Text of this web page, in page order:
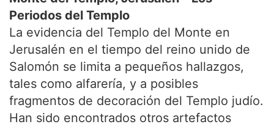
Periodos del Templo
La evidencia del Templo del Monte en
Jerusalén en el tiempo del reino unido de
Salomón se limita a pequeños hallazgos,
tales como alfarería, y a posibles
fragmentos de decoración del Templo judío.
Han sido encontrados otros artefactos